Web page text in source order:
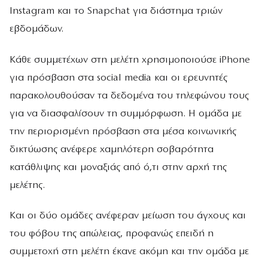
Instagram και το Snapchat για διάστημα τριών
εβδομάδων.
Κάθε συμμετέχων στη μελέτη χρησιμοποιούσε iPhone
για πρόσβαση στα social media και οι ερευνητές
παρακολουθούσαν τα δεδομένα του τηλεφώνου τους
για να διασφαλίσουν τη συμμόρφωση. Η ομάδα με
την περιορισμένη πρόσβαση στα μέσα κοινωνικής
δικτύωσης ανέφερε χαμηλότερη σοβαρότητα
κατάθλιψης και μοναξιάς από ό,τι στην αρχή της
μελέτης.
Και οι δύο ομάδες ανέφεραν μείωση του άγχους και
του φόβου της απώλειας, προφανώς επειδή η
συμμετοχή στη μελέτη έκανε ακόμη και την ομάδα με